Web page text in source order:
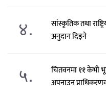
४.
सांस्कृतिक तथा
अनुदान दिइने
५.
चितवनमा ११ केभी
अपनाउन